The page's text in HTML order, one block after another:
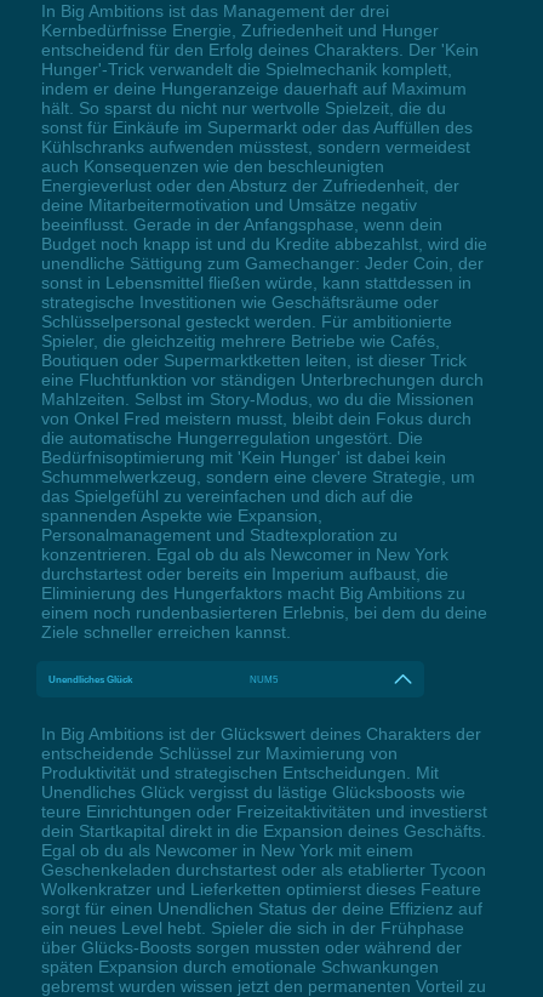
In Big Ambitions ist das Management der drei
Kernbedürfnisse Energie, Zufriedenheit und Hunger
entscheidend für den Erfolg deines Charakters. Der 'Kein
Hunger'-Trick verwandelt die Spielmechanik komplett,
indem er deine Hungeranzeige dauerhaft auf Maximum
hält. So sparst du nicht nur wertvolle Spielzeit, die du
sonst für Einkäufe im Supermarkt oder das Auffüllen des
Kühlschranks aufwenden müsstest, sondern vermeidest
auch Konsequenzen wie den beschleunigten
Energieverlust oder den Absturz der Zufriedenheit, der
deine Mitarbeitermotivation und Umsätze negativ
beeinflusst. Gerade in der Anfangsphase, wenn dein
Budget noch knapp ist und du Kredite abbezahlst, wird die
unendliche Sättigung zum Gamechanger: Jeder Coin, der
sonst in Lebensmittel fließen würde, kann stattdessen in
strategische Investitionen wie Geschäftsräume oder
Schlüsselpersonal gesteckt werden. Für ambitionierte
Spieler, die gleichzeitig mehrere Betriebe wie Cafés,
Boutiquen oder Supermarktketten leiten, ist dieser Trick
eine Fluchtfunktion vor ständigen Unterbrechungen durch
Mahlzeiten. Selbst im Story-Modus, wo du die Missionen
von Onkel Fred meistern musst, bleibt dein Fokus durch
die automatische Hungerregulation ungestört. Die
Bedürfnisoptimierung mit 'Kein Hunger' ist dabei kein
Schummelwerkzeug, sondern eine clevere Strategie, um
das Spielgefühl zu vereinfachen und dich auf die
spannenden Aspekte wie Expansion,
Personalmanagement und Stadtexploration zu
konzentrieren. Egal ob du als Newcomer in New York
durchstartest oder bereits ein Imperium aufbaust, die
Eliminierung des Hungerfaktors macht Big Ambitions zu
einem noch rundenbasierteren Erlebnis, bei dem du deine
Ziele schneller erreichen kannst.
Unendliches Glück NUM5
In Big Ambitions ist der Glückswert deines Charakters der
entscheidende Schlüssel zur Maximierung von
Produktivität und strategischen Entscheidungen. Mit
Unendliches Glück vergisst du lästige Glücksboosts wie
teure Einrichtungen oder Freizeitaktivitäten und investierst
dein Startkapital direkt in die Expansion deines Geschäfts.
Egal ob du als Newcomer in New York mit einem
Geschenkeladen durchstartest oder als etablierter Tycoon
Wolkenkratzer und Lieferketten optimierst dieses Feature
sorgt für einen Unendlichen Status der deine Effizienz auf
ein neues Level hebt. Spieler die sich in der Frühphase
über Glücks-Boosts sorgen mussten oder während der
späten Expansion durch emotionale Schwankungen
gebremst wurden wissen jetzt den permanenten Vorteil zu